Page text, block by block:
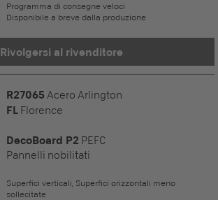
Programma di consegne veloci
Disponibile a breve dalla produzione
Rivolgersi al rivenditore
R27065 Acero Arlington
FL Florence
DecoBoard P2 PEFC
Pannelli nobilitati
Superfici verticali, Superfici orizzontali meno
sollecitate